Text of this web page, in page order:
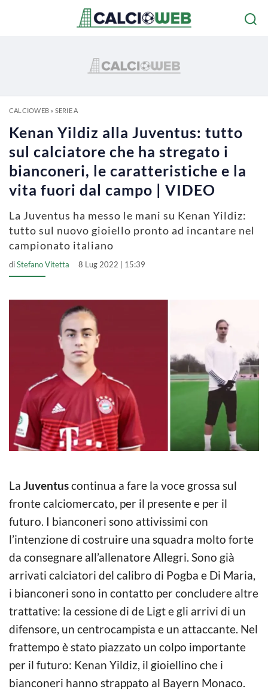
CALCIOWEB» SERIE A
Kenan Yildiz alla Juventus: tutto
sul calciatore che ha stregato i
bianconeri, le caratteristiche e la
vita fuori dal campo | VIDEO
La Juventus ha messo le mani su Kenan Yildiz:
tutto sul nuovo gioiello pronto ad incantare nel
campionato italiano
diStefano Vitetta 8 Lug 2022 | 15:39
La Juventuscontinua a fare la voce grossa sul
fronte calciomercato, per il presente e per il
futuro. I bianconeri sono attivissimi con
l’intenzione di costruire una squadra molto forte
da consegnare all’allenatore Allegri. Sono già
arrivati calciatori del calibro di Pogba e Di Maria,
i bianconeri sono in contatto per concludere altre
trattative: la cessione di de Ligt e gli arrivi di un
difensore, un centrocampista e un attaccante. Nel
frattempo è stato piazzato un colpo importante
per il futuro: Kenan Yildiz, il gioiellino che i
bianconeri hanno strappato al Bayern Monaco.